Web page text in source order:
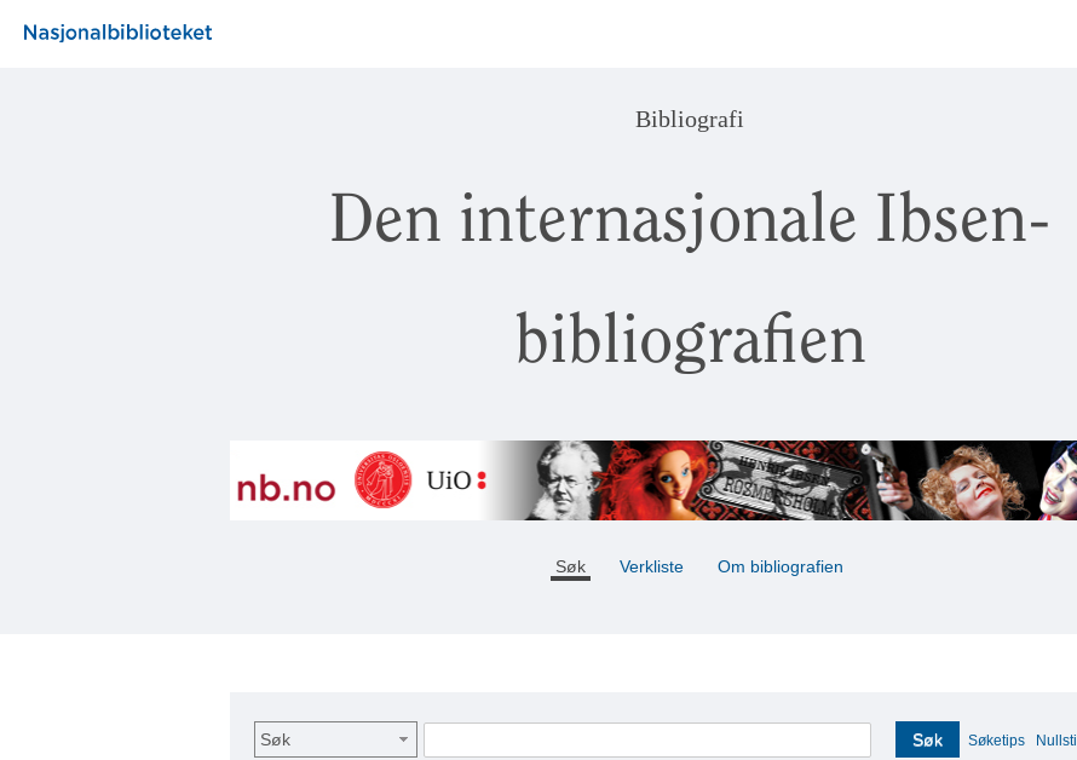
Bibliografi
Den internasjonale Ibsen-
bibliografien
Søk Verkliste Om bibliografien
Søk Søk Søketips Nullstill